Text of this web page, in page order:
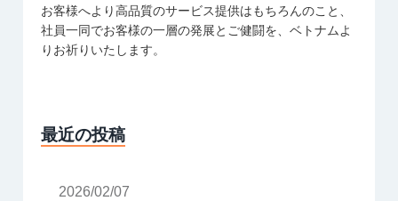
お客様へより高品質のサービス提供はもちろんのこと、
社員一同でお客様の一層の発展とご健闘を、ベトナムよ
りお祈りいたします。
最近の投稿
2026/02/07